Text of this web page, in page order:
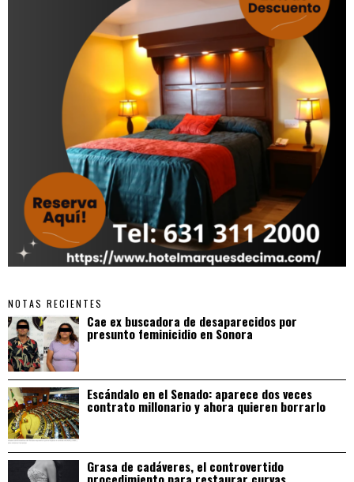
NOTAS RECIENTES
Cae ex buscadora de desaparecidos por
presunto feminicidio en Sonora
Escándalo en el Senado: aparece dos veces
contrato millonario y ahora quieren borrarlo
Grasa de cadáveres, el controvertido